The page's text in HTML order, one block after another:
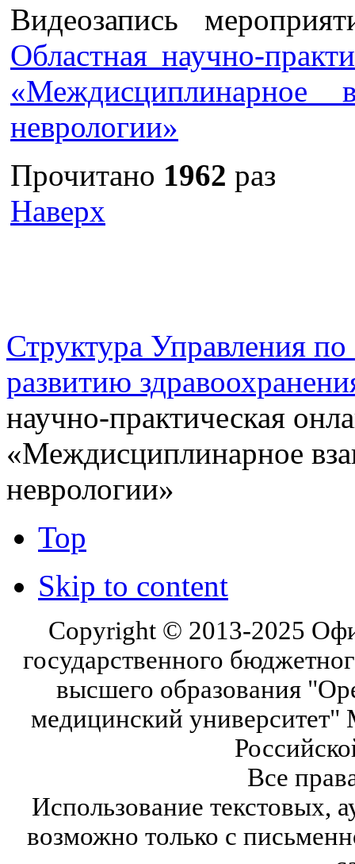
Видеозапись
Областная научно-
«Междисциплинарное
неврологии»
Прочитано 1962 раз
Наверх
Структура Управления
развитию
научно-практическая
«Междисциплинарное
неврологии»
Top
Skip to content
Copyright © 2013-2025
государственного
высшего образования
медицинский университет"
Все
Использование текстовых,
возможно только с